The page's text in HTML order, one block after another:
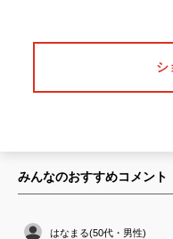
シ
みんなのおすすめコメント
はなまる(50代・男性)